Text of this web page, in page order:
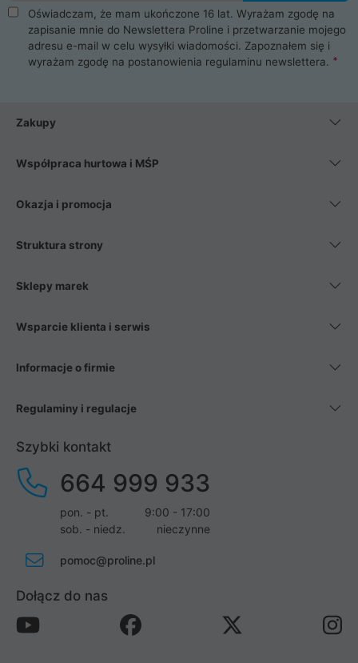
takie jak procesory, karty graficzne, płyty główne, pamięci,
dyski SSD, M.2 oraz HDD. Nasi pracownicy pomogą Ci wybrać
najlepszy zasilacz komputerowy oraz obudowę do komputera.
Poza komputerami mamy również najlepsze na rynku
Smartfony takich producentów jak Xiaomi, Apple, Samsung i
wentylatory. Na koniec mając już to wszystko, możesz
Oświadczam, że mam ukończone 16 lat. Wyrażam zgodę na
zapisanie mnie do Newslettera Proline i przetwarzanie mojego
adresu e-mail w celu wysyłki wiadomości. Zapoznałem się i
wyrażam zgodę na postanowienia regulaminu newslettera.
Zakupy
Współpraca hurtowa i MŚP
Okazja i promocja
Struktura strony
Sklepy marek
Wsparcie klienta i serwis
Informacje o firmie
Regulaminy i regulacje
Szybki kontakt
664 999 933
pon. - pt.
9:00 - 17:00
sob. - niedz.
nieczynne
pomoc@proline.pl
Dołącz do nas